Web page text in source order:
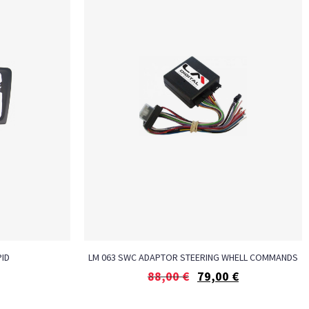
LM 063 SWC ADAPTOR STEERING WHELL COMMANDS
88,00€ 79,00 €